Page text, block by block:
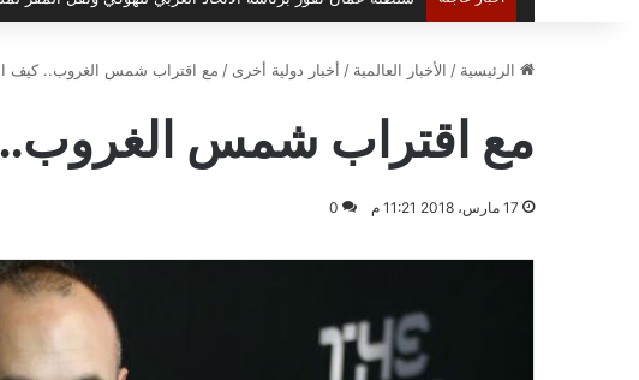
الرئيسية / الأخبار العالمية / أخبار دولية أخرى / مع اقتراب شمس الغروب.. كيف
مع اقتراب شمس الغروب..
17 مارس، 2018 11:21 م 0